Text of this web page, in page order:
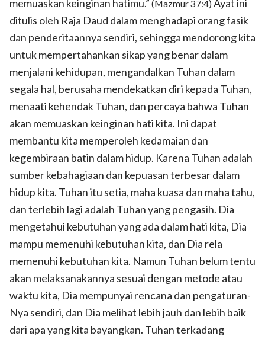
memuaskan keinginan hatimu.” (Mazmur 37:4) Ayat ini
ditulis oleh Raja Daud dalam menghadapi orang fasik
dan penderitaannya sendiri, sehingga mendorong kita
untuk mempertahankan sikap yang benar dalam
menjalani kehidupan, mengandalkan Tuhan dalam
segala hal, berusaha mendekatkan diri kepada Tuhan,
menaati kehendak Tuhan, dan percaya bahwa Tuhan
akan memuaskan keinginan hati kita. Ini dapat
membantu kita memperoleh kedamaian dan
kegembiraan batin dalam hidup. Karena Tuhan adalah
sumber kebahagiaan dan kepuasan terbesar dalam
hidup kita. Tuhan itu setia, maha kuasa dan maha tahu,
dan terlebih lagi adalah Tuhan yang pengasih. Dia
mengetahui kebutuhan yang ada dalam hati kita, Dia
mampu memenuhi kebutuhan kita, dan Dia rela
memenuhi kebutuhan kita. Namun Tuhan belum tentu
akan melaksanakannya sesuai dengan metode atau
waktu kita, Dia mempunyai rencana dan pengaturan-
Nya sendiri, dan Dia melihat lebih jauh dan lebih baik
dari apa yang kita bayangkan. Tuhan terkadang